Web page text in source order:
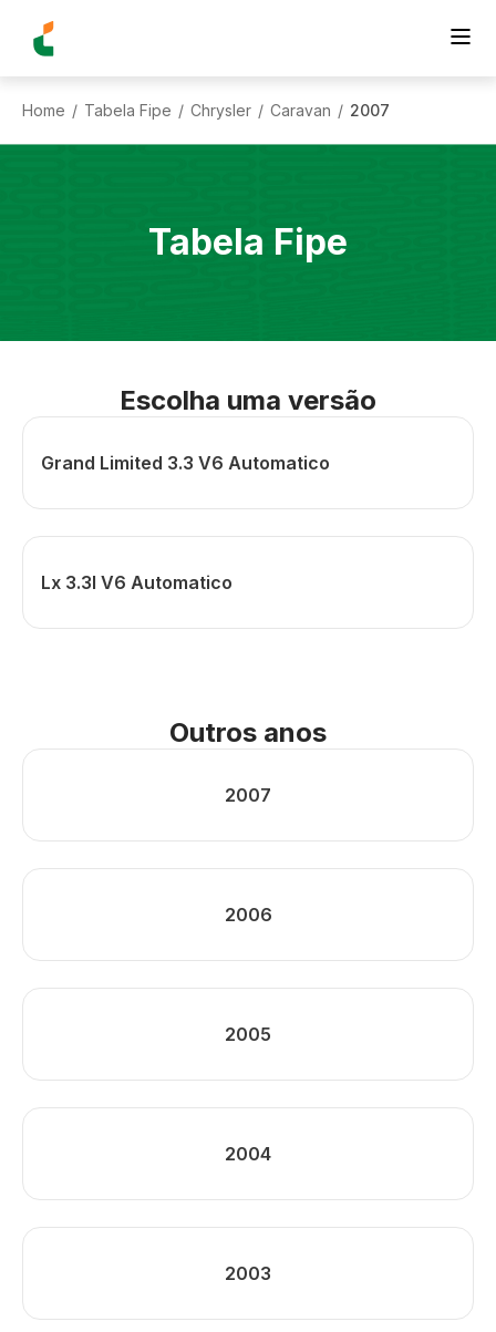
Home / Tabela Fipe / Chrysler / Caravan / 2007
Tabela Fipe
Escolha uma versão
Grand Limited 3.3 V6 Automatico
Lx 3.3l V6 Automatico
Outros anos
2007
2006
2005
2004
2003